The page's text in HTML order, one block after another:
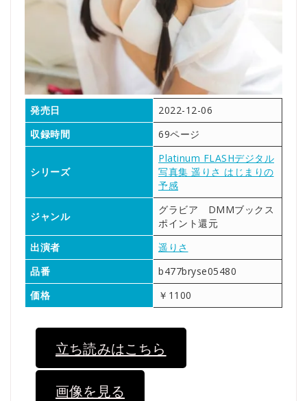
発売日
2022-12-06
収録時間
69ページ
シリーズ
Platinum FLASHデジタル
写真集 遥りさ はじまりの
予感
ジャンル
グラビア DMMブックス
ポイント還元
出演者
遥りさ
品番
b477bryse05480
価格
￥1100
立ち読みはこちら
画像を見る